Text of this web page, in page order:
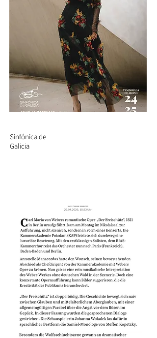
Sinfónica de
Galicia